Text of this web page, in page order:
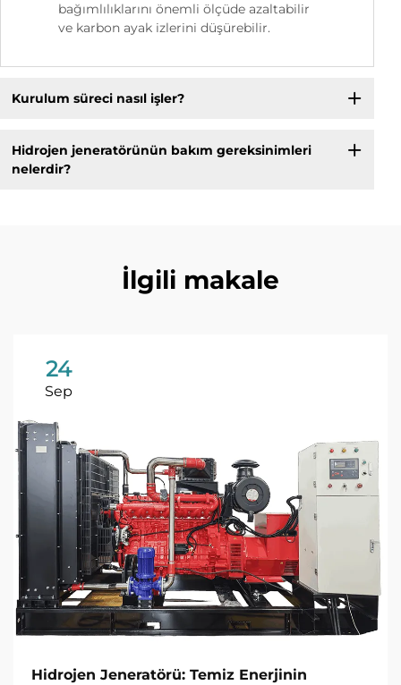
bağımlılıklarını önemli ölçüde azaltabilir
ve karbon ayak izlerini düşürebilir.
Kurulum süreci nasıl işler?
Hidrojen jeneratörünün bakım gereksinimleri
nelerdir?
İlgili makale
24
Sep
Hidrojen Jeneratörü: Temiz Enerjinin